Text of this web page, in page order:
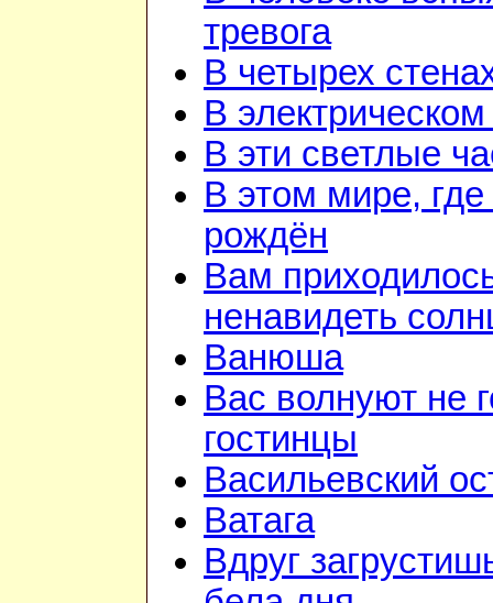
тревога
В четырех
В
В эти светлые
В этом мире,
рождён
Вам
ненавидеть
Ванюша
Вас волнуют не
гостинцы
Васильевский
Ватага
Вдруг